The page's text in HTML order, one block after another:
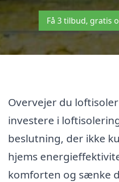
Få 3 tilbud, gratis
Overvejer du
investere i
beslutning, der ikke
hjems
komforten og sænke